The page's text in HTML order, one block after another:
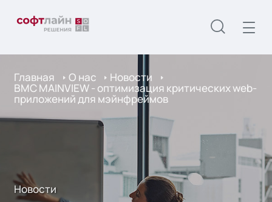
Главная О нас Новости
BMC MAINVIEW - оптимизация критических web-
приложений для мэйнфреймов
Новости